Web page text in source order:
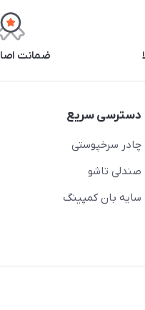
ضمانت
دسترسی سریع
چادر سرخپوستی
صندلی تاشو
سایه بان کمپینگ